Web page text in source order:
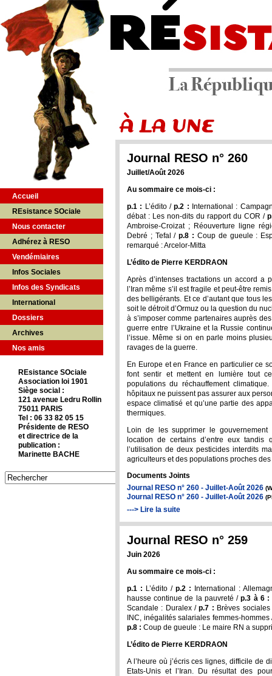
Accueil
REsistance SOciale
Nous contacter
Adhérez à RESO
Vendémiaires
Infos Sociales
Infos des Syndicats
International
Dossiers
Archives
Nos amis
Journal RESO n° 260
Juillet/Août 2026
Au sommaire ce mois-ci :
p.1 : L’édito /p.2 : International :
débat : Les non-dits du rapport du COR /
Ambroise-Croizat ; Réouverture ligne
Debré ; Tefal /p.8 : Coup de gueule :
remarqué : Arcelor-Mitta
L’édito de Pierre KERDRAON
Après d’intenses tractations un accord a
l’Iran même s’il est fragile et peut-être
des belligérants. Et ce d’autant que tous
soit le détroit d’Ormuz ou la question du
à s’imposer comme partenaires auprès
guerre entre l’Ukraine et la Russie
l’issue. Même si on en parle moins
ravages de la guerre.
En Europe et en France en particulier ce
font sentir et mettent en lumière tout
populations du réchauffement
hôpitaux ne puissent pas assurer aux
espace climatisé et qu’une partie des
thermiques.
Loin de les supprimer le gouvernement
location de certains d’entre eux tandis
l’utilisation de deux pesticides interdits
agriculteurs et des populations proches
Documents Joints
Journal RESO n° 260 - Juillet-Août 2026
Journal RESO n° 260 - Juillet-Août 2026
---> Lire la suite
Journal RESO n° 259
Juin 2026
Au sommaire ce mois-ci :
p.1 : L’édito /p.2 : International :
hausse continue de la pauvreté /p.3 à 6 :
Scandale : Duralex /p.7 : Brèves
INC, inégalités salariales femmes-
p.8 : Coup de gueule : Le maire RN a
L’édito de Pierre KERDRAON
A l’heure où j’écris ces lignes, difficile de
Etats-Unis et l’Iran. Du résultat des
REsistance SOciale
Association loi 1901
Siège social :
121 avenue Ledru Rollin
75011 PARIS
Tel : 06 33 82 05 15
Présidente de RESO
et directrice de la
publication :
Marinette BACHE